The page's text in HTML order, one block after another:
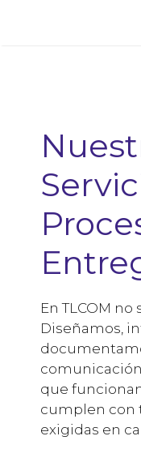
En TLCOM
Diseñamos,
que
cumplen con
exigidas en